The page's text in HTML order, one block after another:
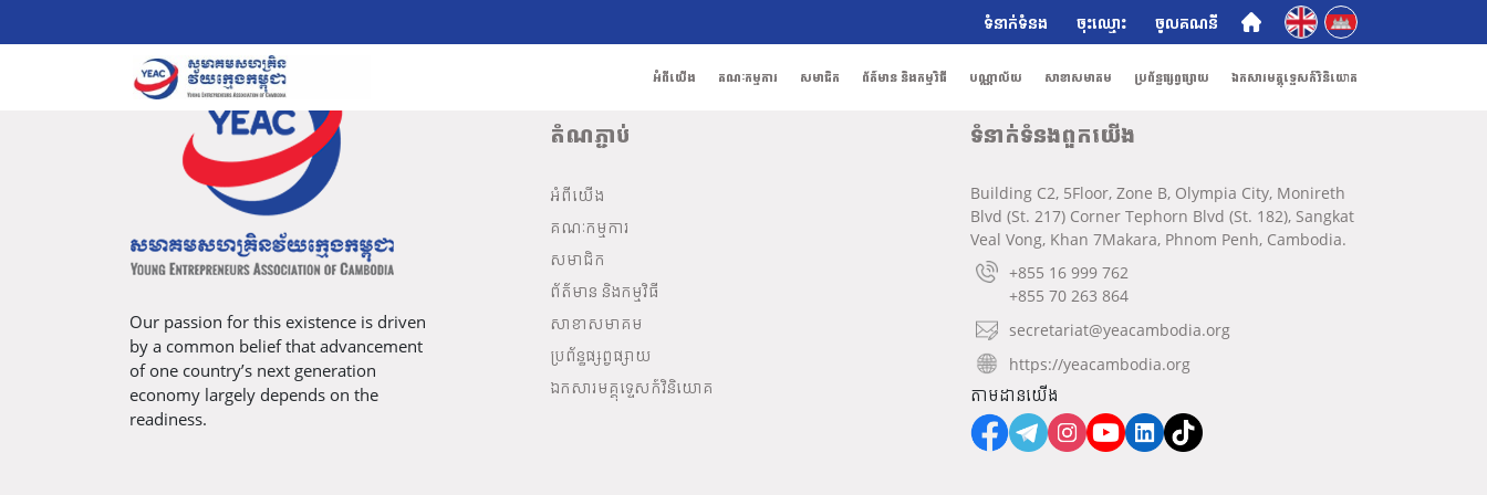
ទំនាក់ទំនង ចុះឈ្មោះ ចូលគណនី Englishភាសាខ្មែរ
អំពីយើង គណៈកម្មការ សមាជិក ព័ត៌មាន និងកម្មវិធី បណ្ណាល័យ សាខាសមាគម ប្រព័ន្ធផ្សព្វផ្សាយ ឯកសារមគ្គុទ្ទេសក៍វិនិយោគ
Our passion for this existence is driven
by a common belief that advancement
of one country’s next generation
economy largely depends on the
readiness.
តំណភ្ជាប់
អំពីយើង
គណៈកម្មការ
សមាជិក
ព័ត៌មាន និងកម្មវិធី
សាខាសមាគម
ប្រព័ន្ធផ្សព្វផ្សាយ
ឯកសារមគ្គុទ្ទេសក៍វិនិយោគ
ទំនាក់ទំនងពួកយើង
Building C2, 5Floor, Zone B, Olympia City, Monireth
Blvd (St. 217) Corner Tephorn Blvd (St. 182), Sangkat
Veal Vong, Khan 7Makara, Phnom Penh, Cambodia.
+855 16 999 762
+855 70 263 864
secretariat@yeacambodia.org
https://yeacambodia.org
តាមដានយើង